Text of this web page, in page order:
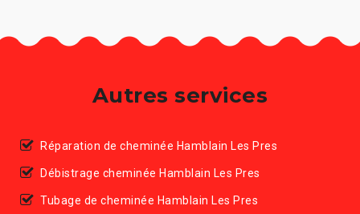
Autres services
Réparation de cheminée Hamblain Les Pres
Débistrage cheminée Hamblain Les Pres
Tubage de cheminée Hamblain Les Pres